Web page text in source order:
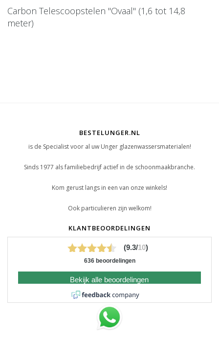
Carbon Telescoopstelen "Ovaal" (1,6 tot 14,8
meter)
BESTELUNGER.NL
is de Specialist voor al uw Unger glazenwassersmaterialen!
Sinds 1977 als familiebedrijf actief in de schoonmaakbranche.
Kom gerust langs in een van onze winkels!
Ook particulieren zijn welkom!
KLANTBEOORDELINGEN
(9.3/10)
636 beoordelingen
Bekijk alle beoordelingen